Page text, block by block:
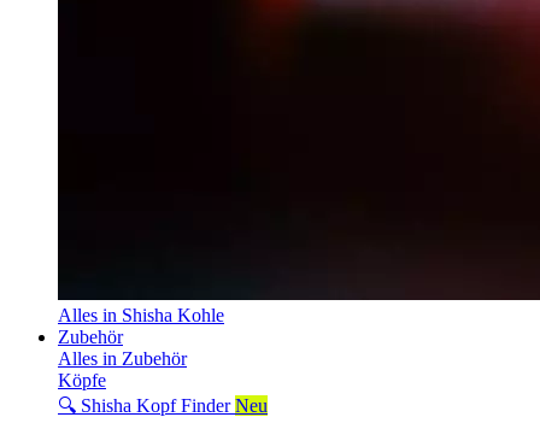
Alles in Shisha Kohle
Zubehör
Alles in Zubehör
Köpfe
🔍 Shisha Kopf Finder Neu